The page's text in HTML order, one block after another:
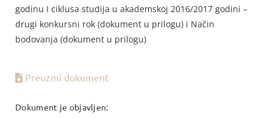
godinu I ciklusa studija u akademskoj 2016/2017 godini –
drugi konkursni rok (dokument u prilogu) i Način
bodovanja (dokument u prilogu)
Preuzmi dokument
Dokument je objavljen: